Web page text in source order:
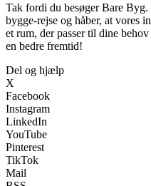
Tak fordi du besøger Bare
bygge-rejse og håber, at vores
et rum, der passer til dine
en bedre fremtid!
Del og hjælp
X
Facebook
Instagram
LinkedIn
YouTube
Pinterest
TikTok
Mail